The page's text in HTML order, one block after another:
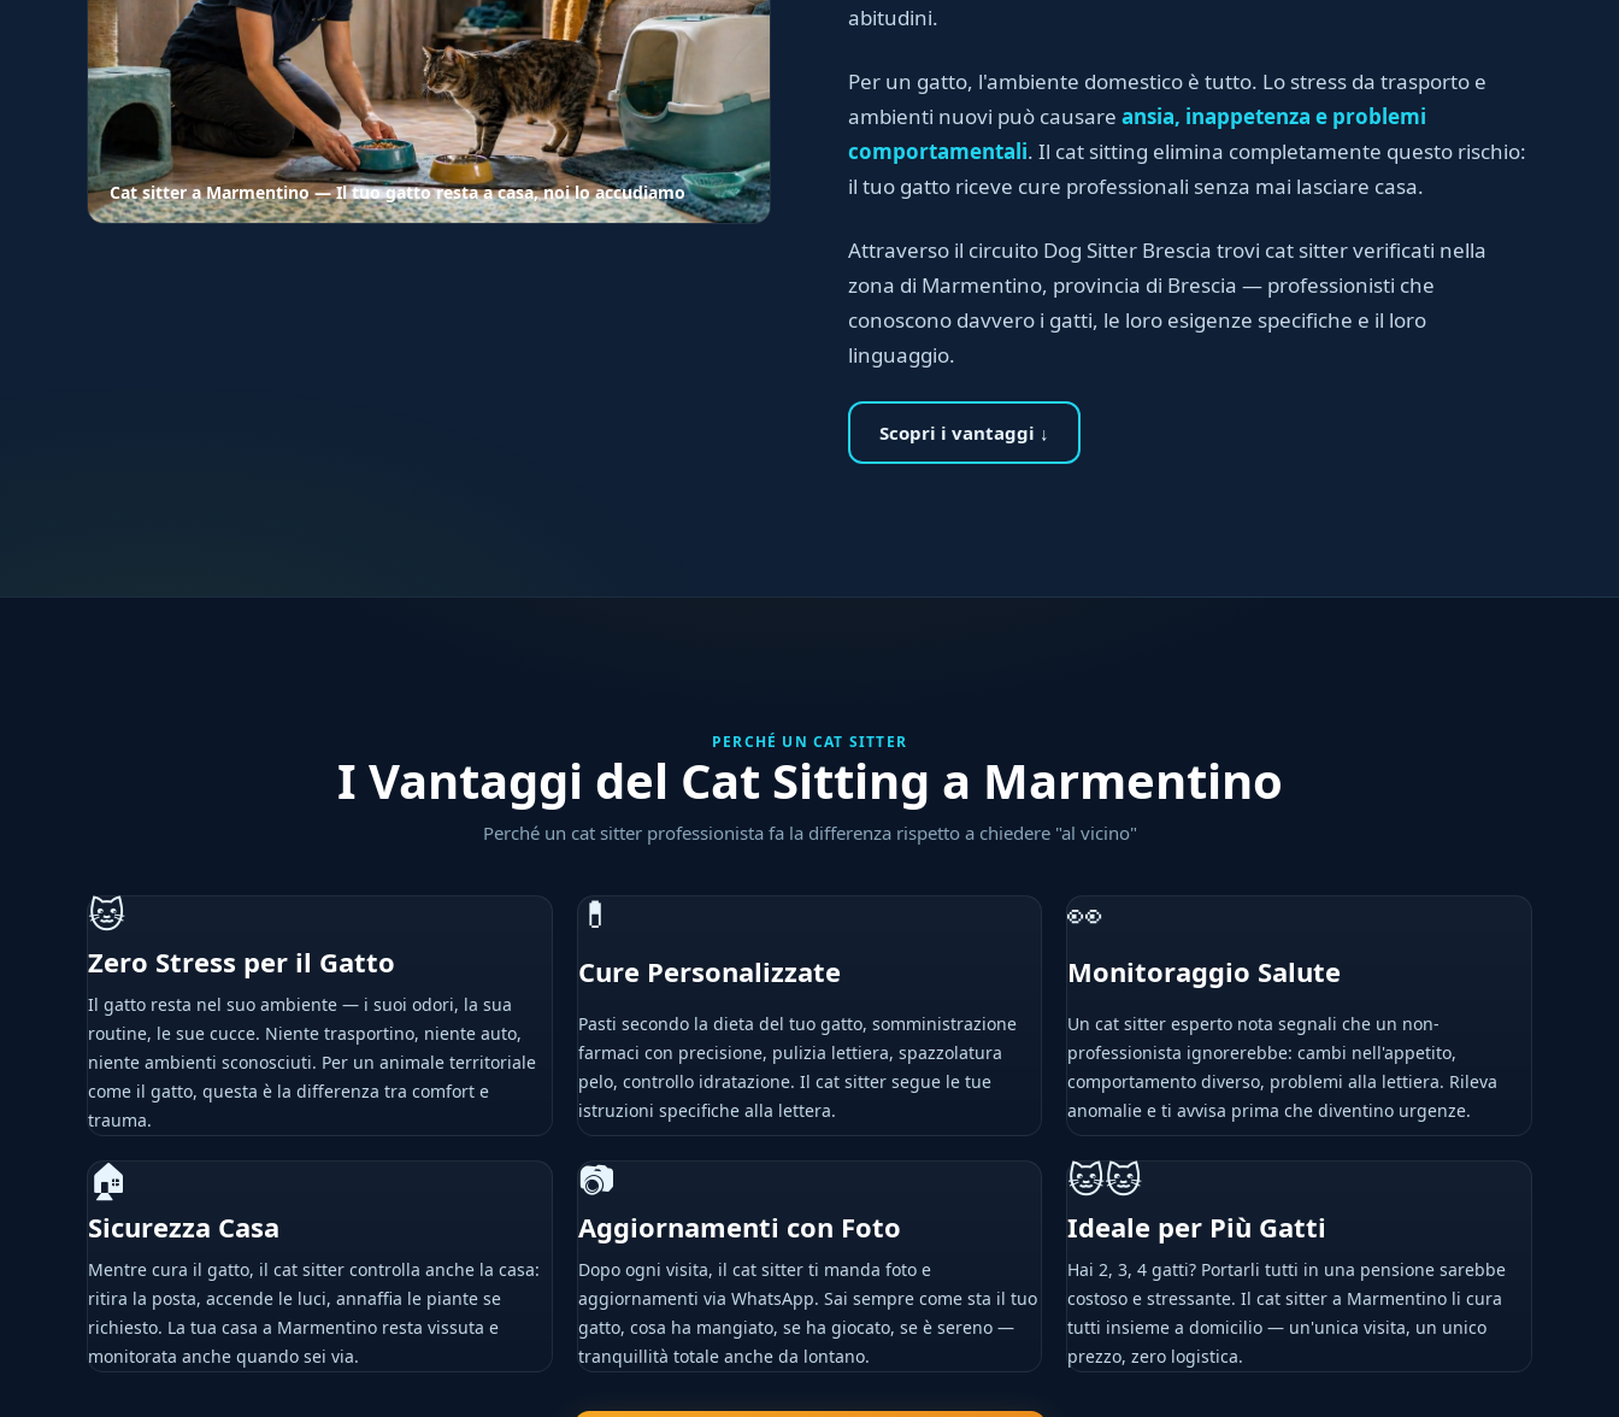
Cat sitter a Marmentino — Il tuo gatto resta a casa, noi lo accudiamo
abitudini.
Per un gatto, l'ambiente domestico è tutto. Lo stress da trasporto e
ambienti nuovi può causare ansia, inappetenza e problemi
comportamentali. Il cat sitting elimina completamente questo rischio:
il tuo gatto riceve cure professionali senza mai lasciare casa.
Attraverso il circuito Dog Sitter Brescia trovi cat sitter verificati nella
zona di Marmentino, provincia di Brescia — professionisti che
conoscono davvero i gatti, le loro esigenze specifiche e il loro
linguaggio.
Scopri i vantaggi ↓
PERCHÉ UN CAT SITTER
I Vantaggi del Cat Sitting a Marmentino
Perché un cat sitter professionista fa la differenza rispetto a chiedere "al vicino"
🐱
Zero Stress per il Gatto
Il gatto resta nel suo ambiente — i suoi odori, la sua
routine, le sue cucce. Niente trasportino, niente auto,
niente ambienti sconosciuti. Per un animale territoriale
come il gatto, questa è la differenza tra comfort e
trauma.
💊
Cure Personalizzate
Pasti secondo la dieta del tuo gatto, somministrazione
farmaci con precisione, pulizia lettiera, spazzolatura
pelo, controllo idratazione. Il cat sitter segue le tue
istruzioni specifiche alla lettera.
👀
Monitoraggio Salute
Un cat sitter esperto nota segnali che un non-
professionista ignorerebbe: cambi nell'appetito,
comportamento diverso, problemi alla lettiera. Rileva
anomalie e ti avvisa prima che diventino urgenze.
🏠
Sicurezza Casa
Mentre cura il gatto, il cat sitter controlla anche la casa:
ritira la posta, accende le luci, annaffia le piante se
richiesto. La tua casa a Marmentino resta vissuta e
monitorata anche quando sei via.
📷
Aggiornamenti con Foto
Dopo ogni visita, il cat sitter ti manda foto e
aggiornamenti via WhatsApp. Sai sempre come sta il tuo
gatto, cosa ha mangiato, se ha giocato, se è sereno —
tranquillità totale anche da lontano.
🐱🐱
Ideale per Più Gatti
Hai 2, 3, 4 gatti? Portarli tutti in una pensione sarebbe
costoso e stressante. Il cat sitter a Marmentino li cura
tutti insieme a domicilio — un'unica visita, un unico
prezzo, zero logistica.